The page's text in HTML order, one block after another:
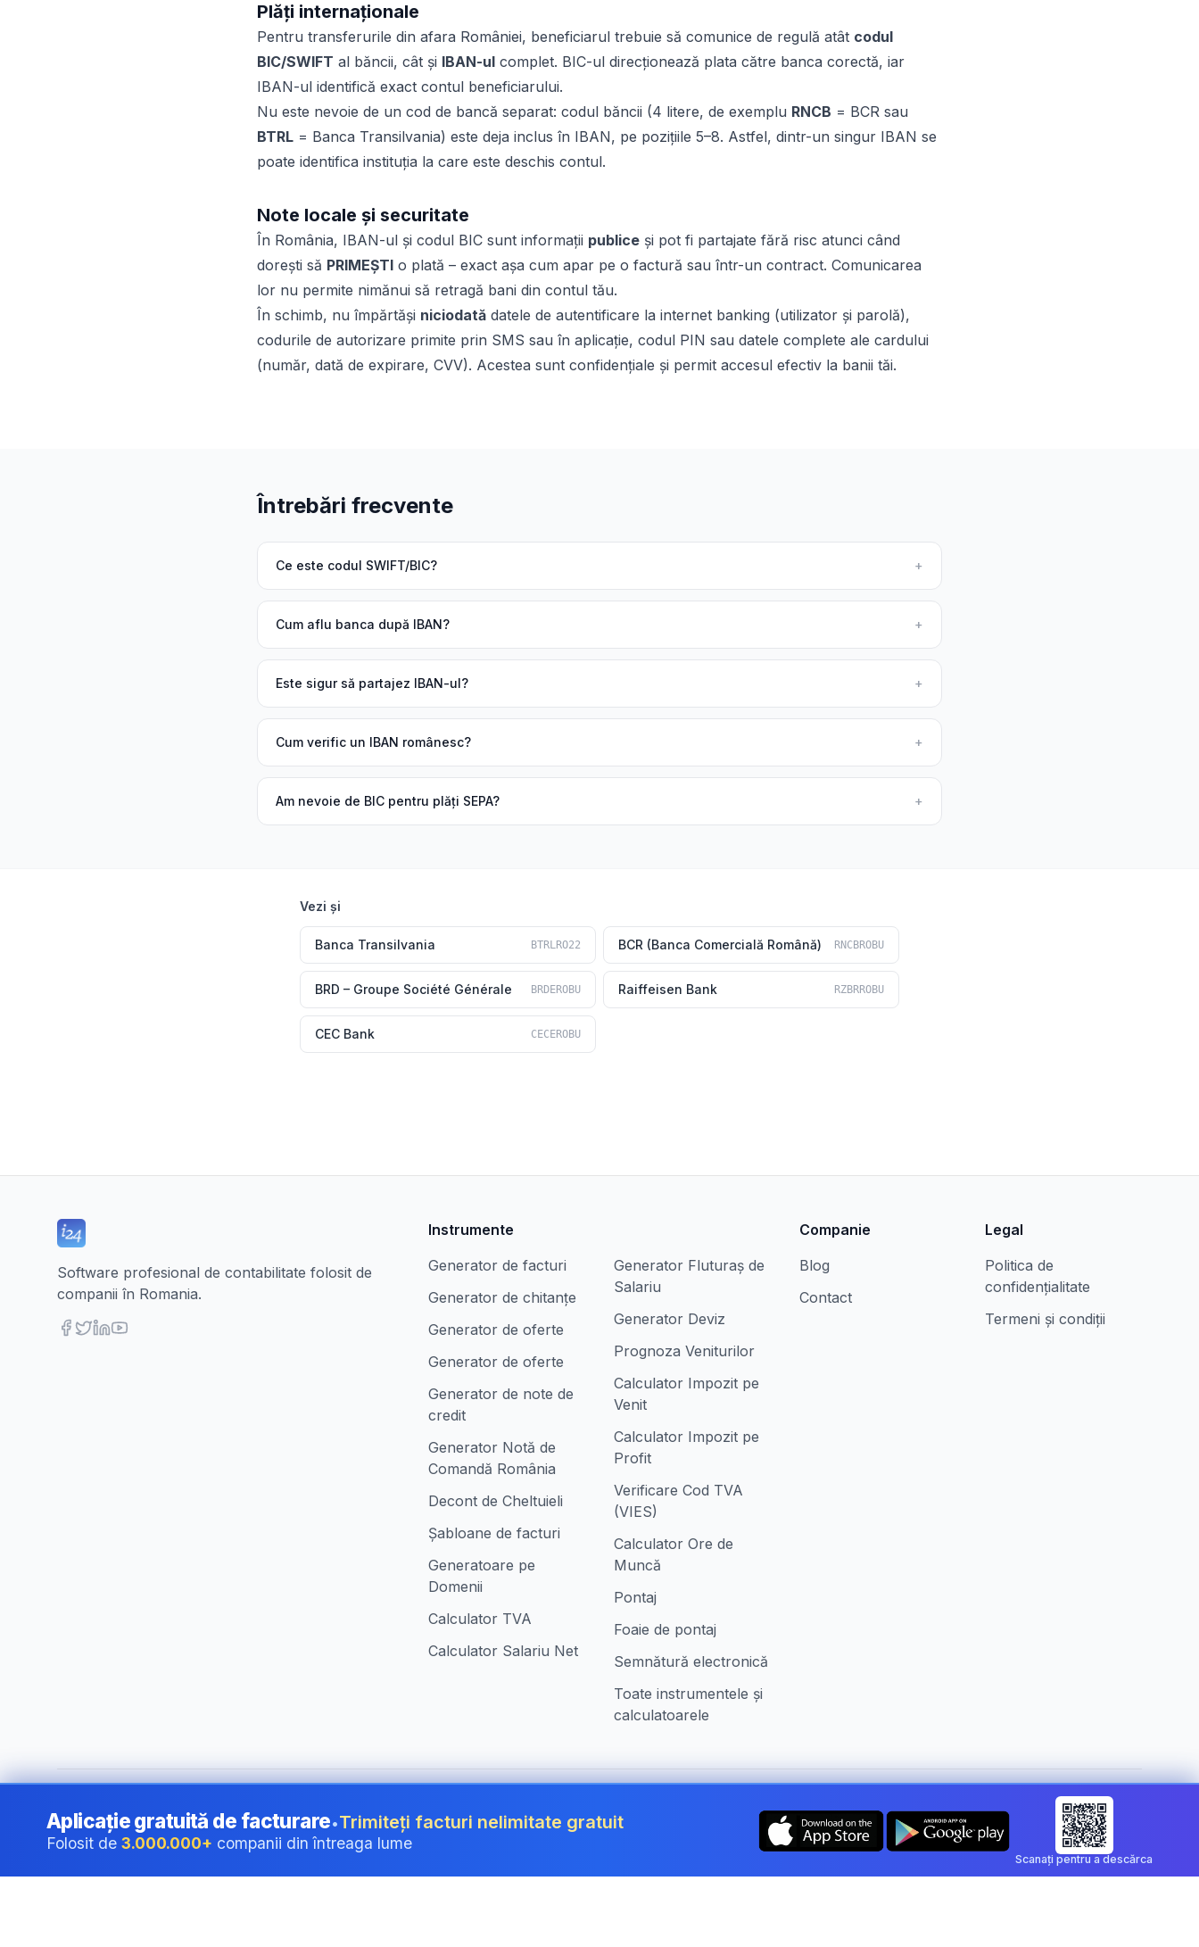
Plăți internaționale
Pentru transferurile din afara României, beneficiarul trebuie să comunice de regulă atât codul
BIC/SWIFT al băncii, cât și IBAN-ul complet. BIC-ul direcționează plata către banca corectă, iar
IBAN-ul identifică exact contul beneficiarului.
Nu este nevoie de un cod de bancă separat: codul băncii (4 litere, de exemplu RNCB = BCR sau
BTRL = Banca Transilvania) este deja inclus în IBAN, pe pozițiile 5–8. Astfel, dintr-un singur IBAN se
poate identifica instituția la care este deschis contul.
Note locale și securitate
În România, IBAN-ul și codul BIC sunt informații publice și pot fi partajate fără risc atunci când
dorești să PRIMEȘTI o plată – exact așa cum apar pe o factură sau într-un contract. Comunicarea
lor nu permite nimănui să retragă bani din contul tău.
În schimb, nu împărtăși niciodată datele de autentificare la internet banking (utilizator și parolă),
codurile de autorizare primite prin SMS sau în aplicație, codul PIN sau datele complete ale cardului
(număr, dată de expirare, CVV). Acestea sunt confidențiale și permit accesul efectiv la banii tăi.
Întrebări frecvente
Ce este codul SWIFT/BIC? +
Cum aflu banca după IBAN? +
Este sigur să partajez IBAN-ul? +
Cum verific un IBAN românesc? +
Am nevoie de BIC pentru plăți SEPA? +
Vezi și
Banca Transilvania BTRLRO22 BCR (Banca Comercială Română) RNCBROBU
BRD – Groupe Société Générale BRDEROBU Raiffeisen Bank RZBRROBU
CEC Bank CECEROBU
Software profesional de contabilitate folosit de
companii în Romania.
Instrumente
Generator de facturi
Generator de chitanțe
Generator de oferte
Generator de oferte
Generator de note de
credit
Generator Notă de
Comandă România
Decont de Cheltuieli
Șabloane de facturi
Generatoare pe
Domenii
Calculator TVA
Calculator Salariu Net
Generator Fluturaș de
Salariu
Generator Deviz
Prognoza Veniturilor
Calculator Impozit pe
Venit
Calculator Impozit pe
Profit
Verificare Cod TVA
(VIES)
Calculator Ore de
Muncă
Pontaj
Foaie de pontaj
Semnătură electronică
Toate instrumentele și
calculatoarele
Companie
Blog
Contact
Legal
Politica de
confidențialitate
Termeni și condiții
©2026i24 Limited. All rights reserved. •Pentru companii în Romania Schimbă țara: Romania
Aplicație gratuită de facturare•Trimiteți facturi nelimitate gratuit
Folosit de 3.000.000+ companii din întreaga lume
Scanați pentru a descărca